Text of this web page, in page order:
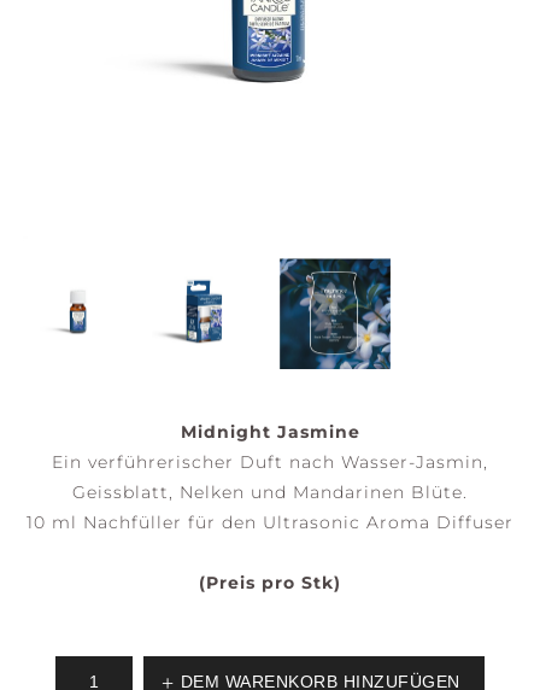
Midnight Jasmine
Ein verführerischer Duft nach Wasser-Jasmin,
Geissblatt, Nelken und Mandarinen Blüte.
10 ml Nachfüller für den Ultrasonic Aroma Diffuser
(Preis pro Stk)
DEM WARENKORB HINZUFÜGEN